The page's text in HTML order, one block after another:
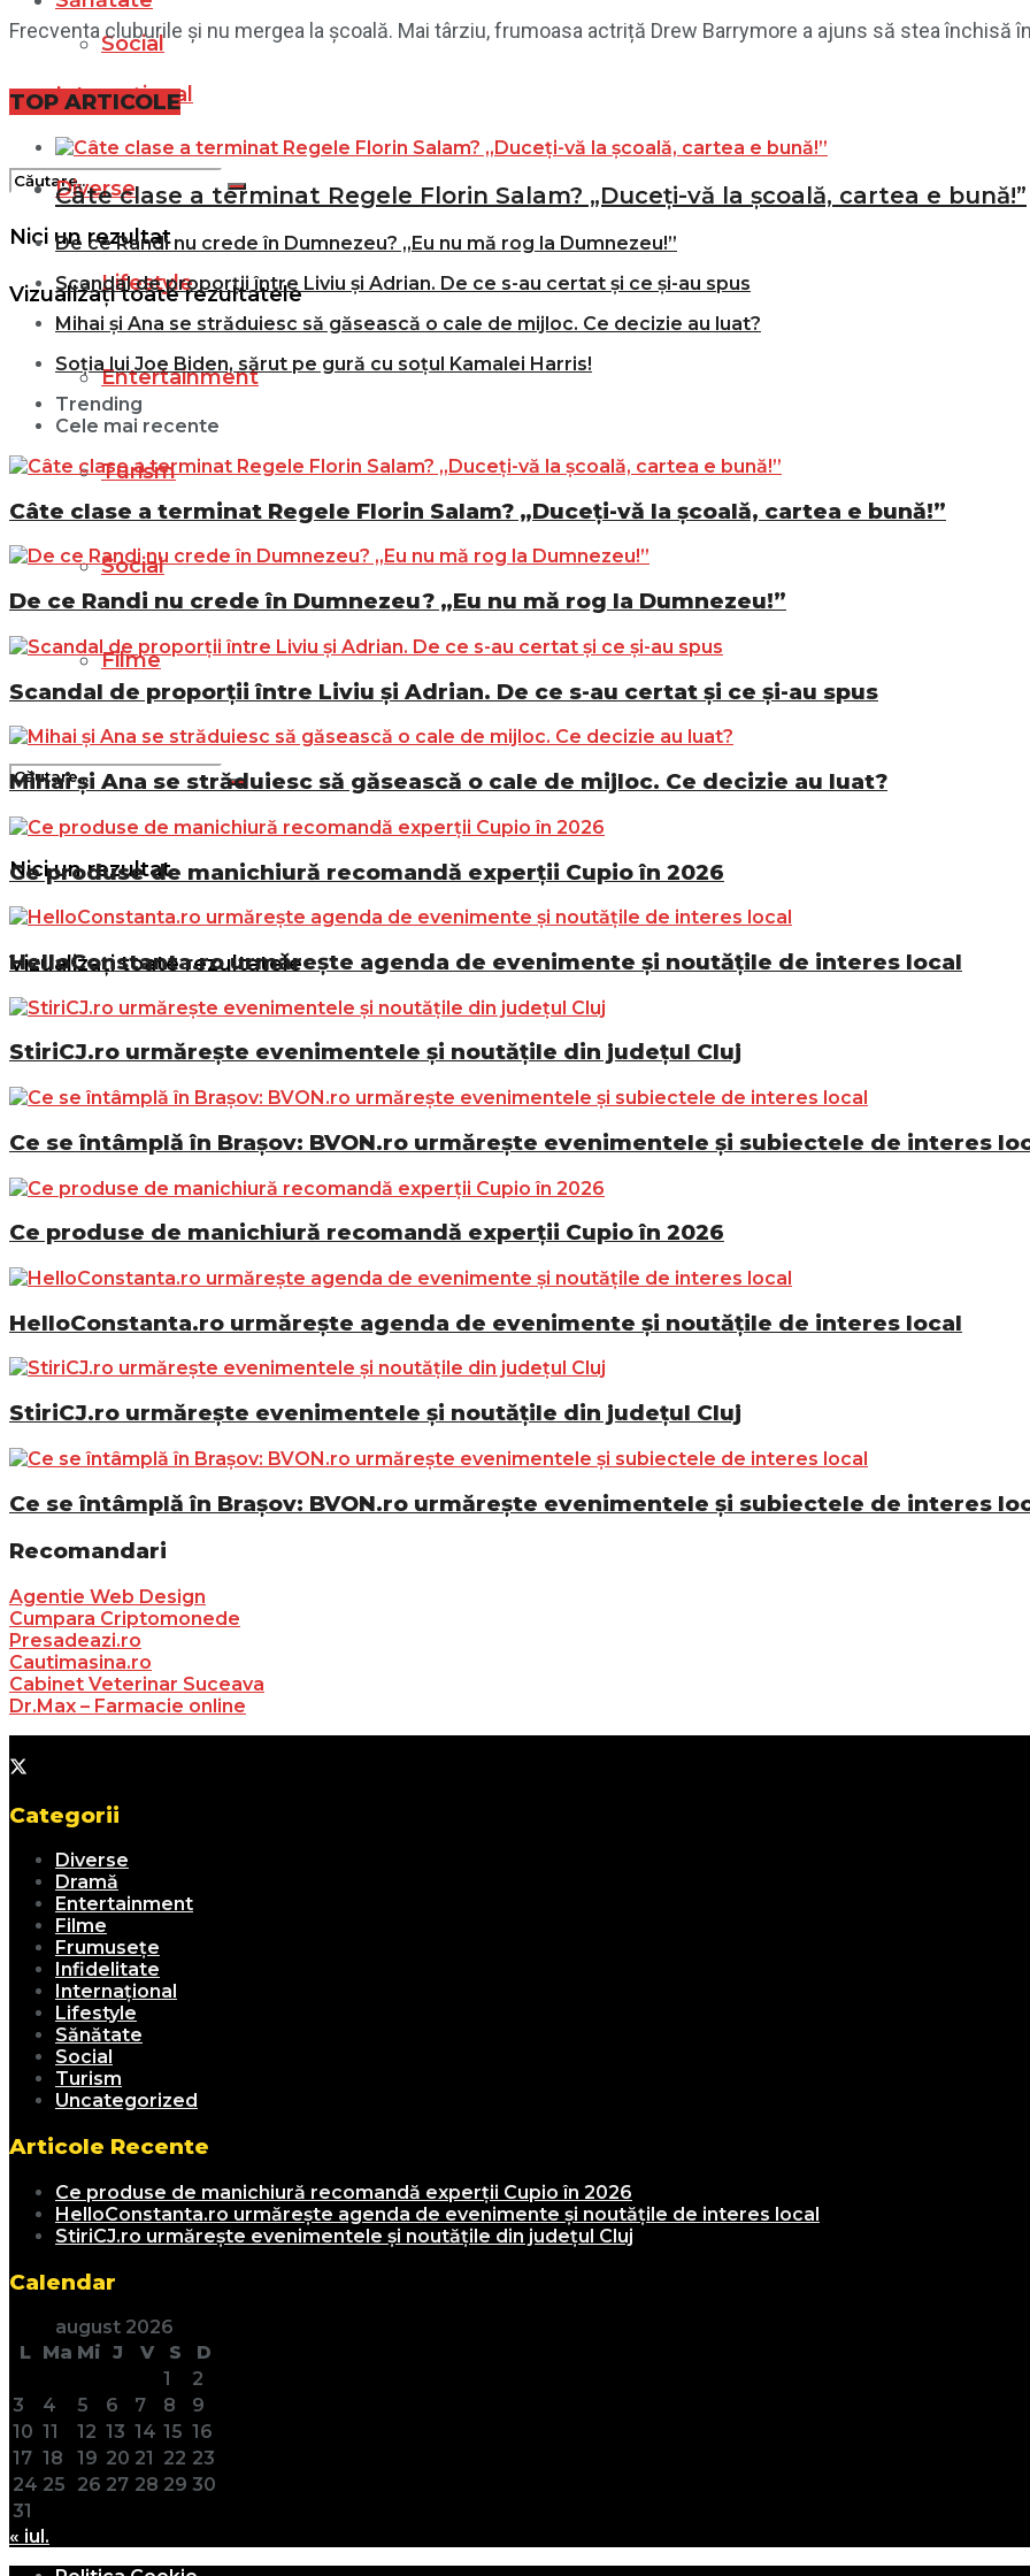
Social
Filme
Nici un rezultat
Vizualizați toate rezultatele
Internațional
Diverse
Lifestyle
Entertainment
Turism
Social
Filme
Nici un rezultat
Vizualizați toate rezultatele
Frecventa cluburile și nu mergea la școală. Mai târziu, frumoasa actriță Drew Barrymore a ajuns să stea închisă
TOP ARTICOLE
Câte clase a terminat Regele Florin Salam? „Duceți-vă la școală, cartea e bună!”
De ce Randi nu crede în Dumnezeu? „Eu nu mă rog la Dumnezeu!”
Scandal de proporții între Liviu și Adrian. De ce s-au certat și ce și-au spus
Mihai și Ana se străduiesc să găsească o cale de mijloc. Ce decizie au luat?
Soția lui Joe Biden, sărut pe gură cu soțul Kamalei Harris!
Trending
Cele mai recente
Câte clase a terminat Regele Florin Salam? „Duceți-vă la școală, cartea e bună!”
De ce Randi nu crede în Dumnezeu? „Eu nu mă rog la Dumnezeu!”
Scandal de proporții între Liviu și Adrian. De ce s-au certat și ce și-au spus
Mihai și Ana se străduiesc să găsească o cale de mijloc. Ce decizie au luat?
Ce produse de manichiură recomandă experții Cupio în 2026
HelloConstanta.ro urmărește agenda de evenimente și noutățile de interes local
StiriCJ.ro urmărește evenimentele și noutățile din județul Cluj
Ce se întâmplă în Brașov: BVON.ro urmărește evenimentele și subiectele de interes
Ce produse de manichiură recomandă experții Cupio în 2026
HelloConstanta.ro urmărește agenda de evenimente și noutățile de interes local
StiriCJ.ro urmărește evenimentele și noutățile din județul Cluj
Ce se întâmplă în Brașov: BVON.ro urmărește evenimentele și subiectele de interes
Recomandari
Agentie Web Design
Cumpara Criptomonede
Presadeazi.ro
Cautimasina.ro
Cabinet Veterinar Suceava
Dr.Max – Farmacie online
Categorii
Diverse
Dramă
Entertainment
Filme
Frumusețe
Infidelitate
Internațional
Lifestyle
Sănătate
Social
Turism
Uncategorized
Articole Recente
Ce produse de manichiură recomandă experții Cupio în 2026
HelloConstanta.ro urmărește agenda de evenimente și noutățile de interes local
StiriCJ.ro urmărește evenimentele și noutățile din județul Cluj
Calendar
august 2026
L Ma Mi J V S
D
1
2
3
4 5 6 7 8
9
10 11 12 13 14 15 16
17 18 19 20 21 22 23
24 25 26 27 28 29 30
31
« iul.